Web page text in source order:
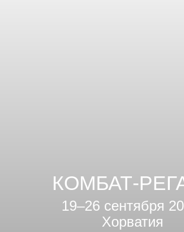
КОМБАТ-
19–26 сентября
Хорватия